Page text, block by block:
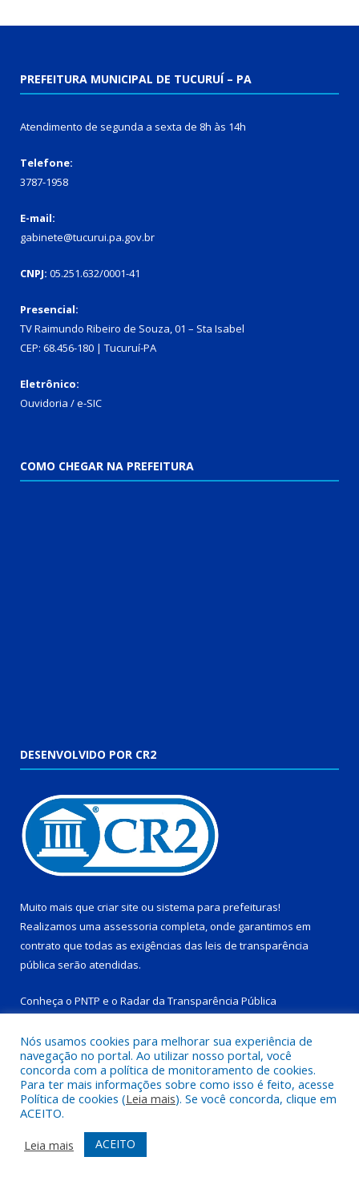
PREFEITURA MUNICIPAL DE TUCURUÍ – PA
Atendimento de segunda a sexta de 8h às 14h
Telefone:
3787-1958
E-mail:
gabinete@tucurui.pa.gov.br
CNPJ: 05.251.632/0001-41
Presencial:
TV Raimundo Ribeiro de Souza, 01 – Sta Isabel
CEP: 68.456-180 | Tucuruí-PA
Eletrônico:
Ouvidoria /e-SIC
COMO CHEGAR NA PREFEITURA
DESENVOLVIDO POR CR2
Muito mais que criar site ou sistema para prefeituras!
Realizamos uma assessoria completa, onde garantimos em
contrato que todas as exigências das leis de transparência
pública serão atendidas.
Conheça o PNTP e o Radar da Transparência Pública
Todos os direitos reservados a Prefeitura Municipal de Tucuruí-
PA.
Acessar Área Administrativa
Acessar Webmail
Nós usamos cookies para melhorar sua experiência de
navegação no portal. Ao utilizar nosso portal, você
concorda com a política de monitoramento de cookies.
Para ter mais informações sobre como isso é feito, acesse
Política de cookies (Leia mais). Se você concorda, clique em
ACEITO.
Leia mais
ACEITO